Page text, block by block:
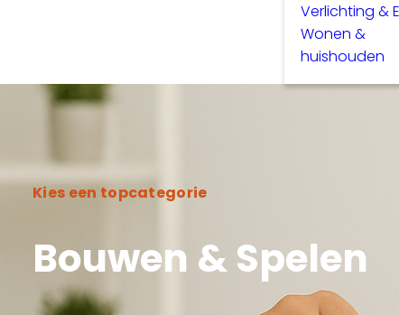
Verlichting &
Wonen &
huishouden
Kies een topcategorie
Bouwen & Spelen